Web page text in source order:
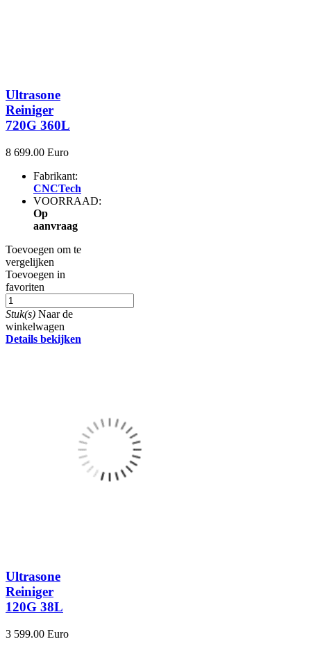
Ultrasone
Reiniger
720G 360L
8 699.00 Euro
Fabrikant:
CNCTech
VOORRAAD:
Op
aanvraag
Toevoegen om te
vergelijken
Toevoegen in
favoriten
Stuk(s) Naar de
winkelwagen
Details bekijken
Ultrasone
Reiniger
120G 38L
3 599.00 Euro